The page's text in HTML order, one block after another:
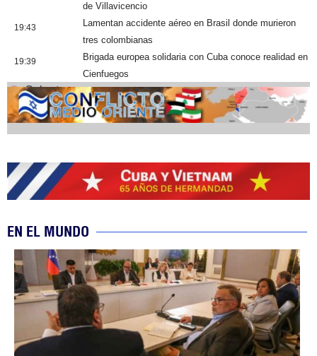
de Villavicencio
19:43
Lamentan accidente aéreo en Brasil donde murieron
tres colombianas
19:39
Brigada europea solidaria con Cuba conoce realidad en
Cienfuegos
Cobertura
EN EL MUNDO